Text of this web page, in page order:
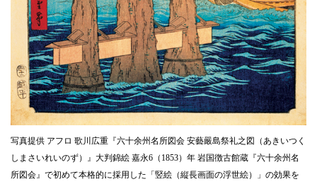
写真提供 アフロ 歌川広重『六十余州名所図会 安藝嚴島祭礼之図（あきいつく
しまさいれいのず）』大判錦絵 嘉永6（1853）年 岩国徴古館蔵『六十余州名
所図会』で初めて本格的に採用した「竪絵（縦長画面の浮世絵）」の効果を